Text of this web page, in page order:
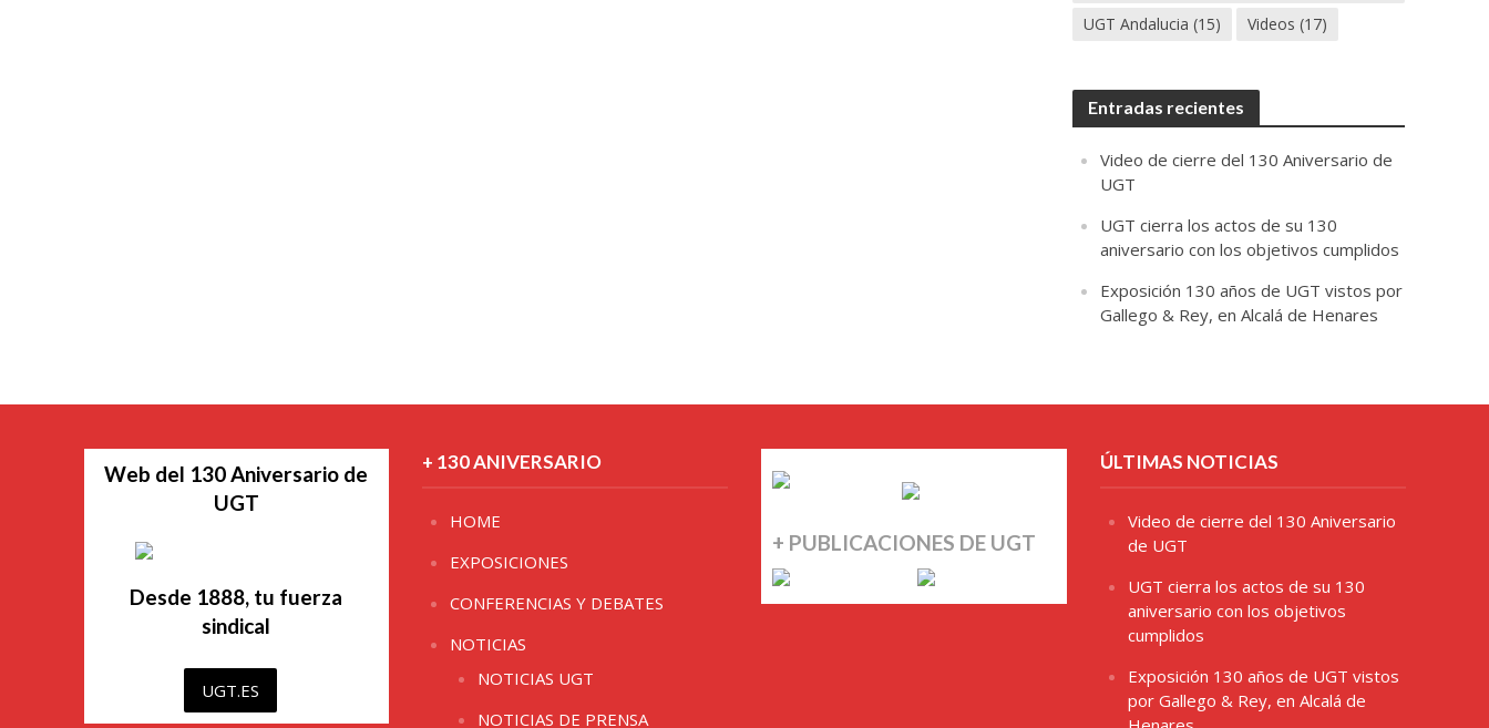
UGT Andalucia (15) Videos (17)
Entradas recientes
Video de cierre del 130 Aniversario de
UGT
UGT cierra los actos de su 130
aniversario con los objetivos cumplidos
Exposición 130 años de UGT vistos por
Gallego & Rey, en Alcalá de Henares
Web del 130 Aniversario de
UGT
Desde 1888, tu fuerza
sindical
UGT.ES
+ 130 ANIVERSARIO
HOME
EXPOSICIONES
CONFERENCIAS Y DEBATES
NOTICIAS
NOTICIAS UGT
NOTICIAS DE PRENSA
+ PUBLICACIONES DE UGT
ÚLTIMAS NOTICIAS
Video de cierre del 130 Aniversario
de UGT
UGT cierra los actos de su 130
aniversario con los objetivos
cumplidos
Exposición 130 años de UGT vistos
por Gallego & Rey, en Alcalá de